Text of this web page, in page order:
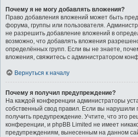
Почему я не могу добавлять вложения?
Право добавления вложений может быть
форума, группы или пользователя.
не разрешить добавление вложений в
возможно, что добавлять вложения
определённых групп. Если вы не знаете,
вложения, свяжитесь с администратором
Вернуться к началу
Почему я получил предупреждение?
На каждой конференции администраторы
собственный свод правил. Если вы нарушили
получить предупреждение. Учтите, что это
конференции, и phpBB Limited не имеет
предупреждениям, вынесенным на данном